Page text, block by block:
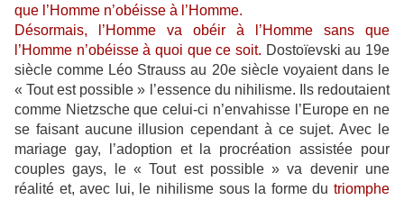
que l’Homme n’obéisse à l’Homme.
Désormais, l’Homme va obéir à l’Homme sans que
l’Homme n’obéisse à quoi que ce soit. Dostoïevski au 19e
siècle comme Léo Strauss au 20e siècle voyaient dans le
« Tout est possible » l’essence du nihilisme. Ils redoutaient
comme Nietzsche que celui-ci n’envahisse l’Europe en ne
se faisant aucune illusion cependant à ce sujet. Avec le
mariage gay, l’adoption et la procréation assistée pour
couples gays, le « Tout est possible » va devenir une
réalité et, avec lui, le nihilisme sous la forme du triomphe